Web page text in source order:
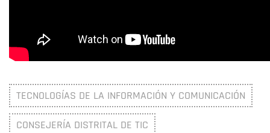
TECNOLOGÍAS DE LA INFORMACIÓN Y COMUNICACIÓN
CONSEJERÍA DISTRITAL DE TIC